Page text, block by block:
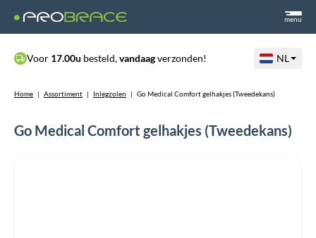
menu
Voor 17.00u besteld,vandaagverzonden! NL
Home | Assortiment | Inlegzolen | Go Medical Comfort gelhakjes (Tweedekans)
Go Medical Comfort gelhakjes (Tweedekans)